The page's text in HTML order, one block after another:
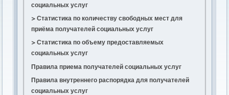
социальных услуг
> Статистика по количеству свободных мест для
приёма получателей социальных услуг
> Статистика по объему предоставляемых
социальных услуг
Правила приема получателей социальных услуг
Правила внутреннего распорядка для получателей
социальных услуг